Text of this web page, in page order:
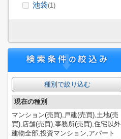
池袋(1)
種別で絞り込む
現在の種別
マンション(売買),戸建(売買),土地(売
買),店舗(売買),事務所(売買),住宅以外
建物全部,投資マンション,アパート